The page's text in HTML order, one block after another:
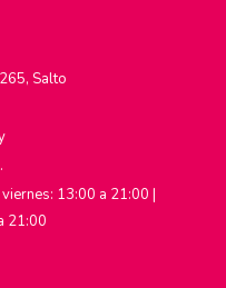
Salto
13:00 a 21:00 |
21:00